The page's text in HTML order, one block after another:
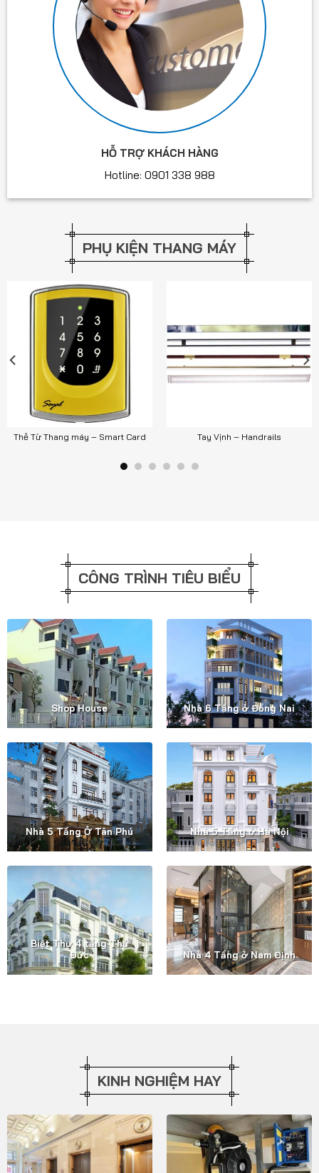
HỖ TRỢ KHÁCH HÀNG
Hotline: 0901 338 988
PHỤ KIỆN THANG MÁY
Thẻ Từ Thang máy – Smart Card Tay Vịnh – Handrails
CÔNG TRÌNH TIÊU BIỂU
Shop House Nhà 6 Tầng ở Đồng Nai
Nhà 5 Tầng Ở Tân Phú Nhà 5 Tầng ở Hà Nội
Biệt Thự 4 tầng Thủ
Đức
Nhà 4 Tầng ở Nam Định
KINH NGHIỆM HAY